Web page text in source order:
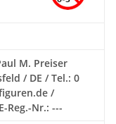
M. Preiser
/ DE / Tel.: 0
/
Reg.-Nr.: ---